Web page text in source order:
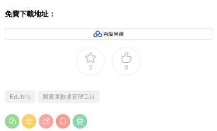
免費下載地址：
0 0
ExLibris 圖書庫數據管理工具